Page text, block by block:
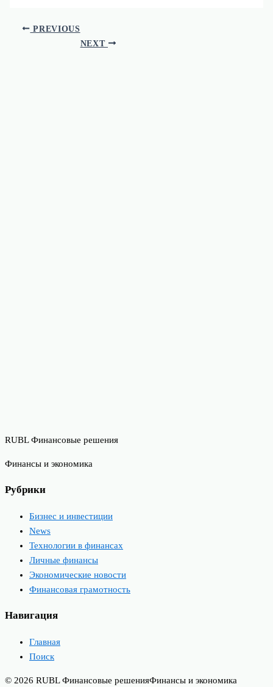
PREVIOUS
NEXT
RUBL Финансовые решения
Финансы и экономика
Рубрики
Бизнес и инвестиции
News
Технологии в финансах
Личные финансы
Экономические новости
Финансовая грамотность
Навигация
Главная
Поиск
© 2026 RUBL Финансовые решенияФинансы и экономика